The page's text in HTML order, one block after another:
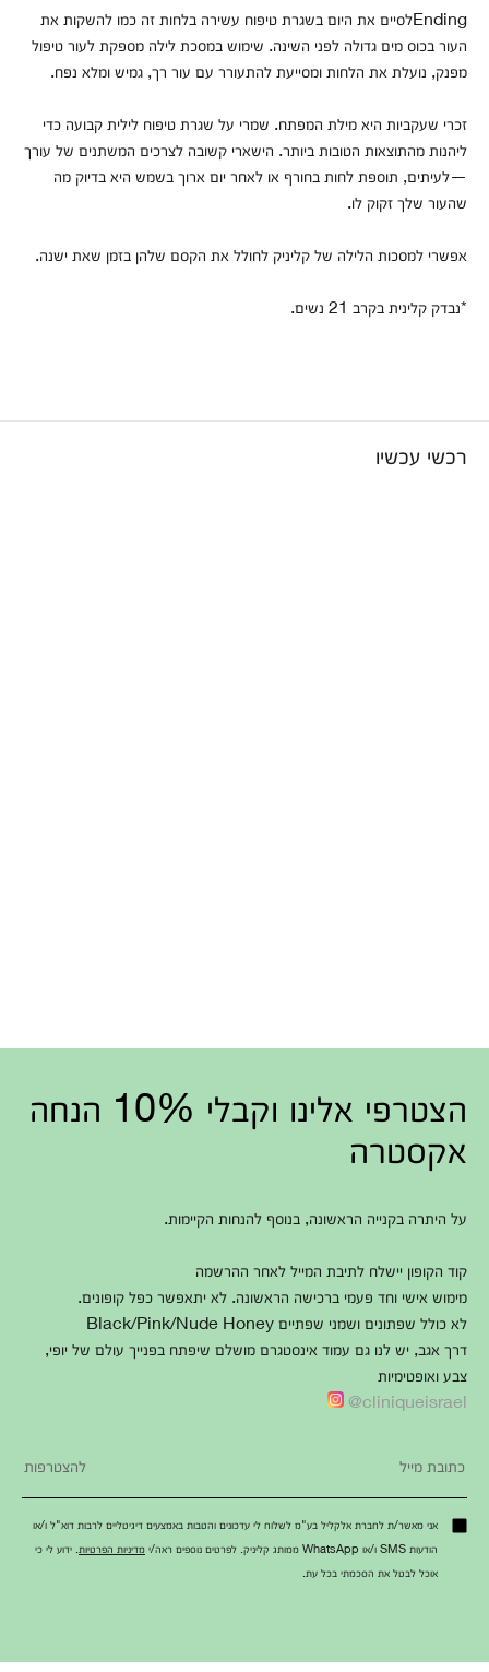
Endingלסיים את היום בשגרת טיפוח עשירה בלחות זה כמו להשקות את
העור בכוס מים גדולה לפני השינה. שימוש במסכת לילה מספקת לעור טיפול
מפנק, נועלת את הלחות ומסייעת להתעורר עם עור רך, גמיש ומלא נפח.
זכרי שעקביות היא מילת המפתח. שמרי על שגרת טיפוח לילית קבועה כדי
ליהנות מהתוצאות הטובות ביותר. הישארי קשובה לצרכים המשתנים של עורך
—לעיתים, תוספת לחות בחורף או לאחר יום ארוך בשמש היא בדיוק מה
שהעור שלך זקוק לו.
אפשרי למסכות הלילה של קליניק לחולל את הקסם שלהן בזמן שאת ישנה.
*נבדק קלינית בקרב 21 נשים.
רכשי עכשיו
הצטרפי אלינו וקבלי 10% הנחה
אקסטרה
על היתרה בקנייה הראשונה, בנוסף להנחות הקיימות.
קוד הקופון יישלח לתיבת המייל לאחר ההרשמה
מימוש אישי וחד פעמי ברכישה הראשונה. לא יתאפשר כפל קופונים.
לא כולל שפתונים ושמני שפתיים Black/Pink/Nude Honey
דרך אגב, יש לנו גם עמוד אינסטגרם מושלם שיפתח בפנייך עולם של יופי,
צבע ואופטימיות
cliniqueisrael@
אני מאשר/ת לחברת אלקליל בע"מ לשלוח לי עדכונים והטבות באמצעים דיגיטליים לרבות דוא"ל ו/או
הודעות SMS ו/או WhatsApp ממותג קליניק. לפרטים נוספים ראה/י
מדיניות הפרטיות . ידוע לי כי
אוכל לבטל את הסכמתי בכל עת.